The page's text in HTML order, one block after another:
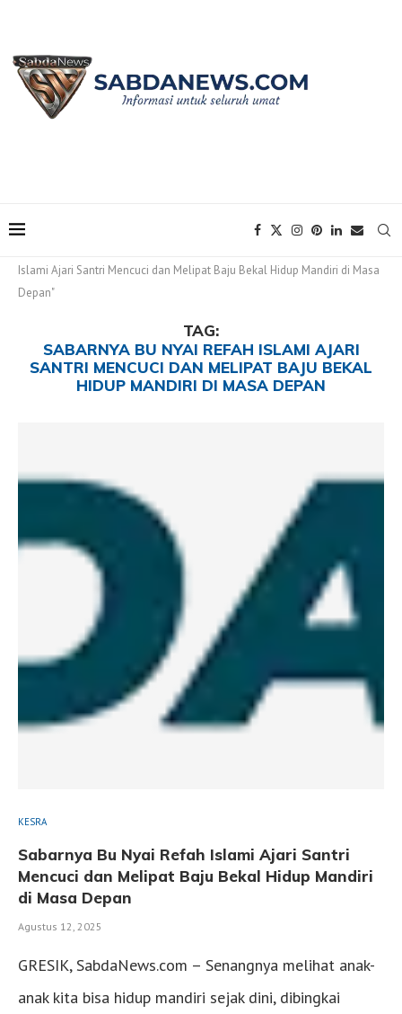
Islami Ajari Santri Mencuci dan Melipat Baju Bekal Hidup Mandiri di Masa
Depan"
TAG:
SABARNYA BU NYAI REFAH ISLAMI AJARI
SANTRI MENCUCI DAN MELIPAT BAJU BEKAL
HIDUP MANDIRI DI MASA DEPAN
KESRA
Sabarnya Bu Nyai Refah Islami Ajari Santri
Mencuci dan Melipat Baju Bekal Hidup Mandiri
di Masa Depan
Agustus 12, 2025
GRESIK, SabdaNews.com – Senangnya melihat anak-
anak kita bisa hidup mandiri sejak dini, dibingkai